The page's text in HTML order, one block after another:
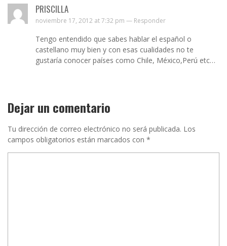
PRISCILLA
noviembre 17, 2012 at 7:32 pm — Responder
Tengo entendido que sabes hablar el español o
castellano muy bien y con esas cualidades no te
gustaría conocer países como Chile, México,Perú etc…
Dejar un comentario
Tu dirección de correo electrónico no será publicada. Los
campos obligatorios están marcados con *